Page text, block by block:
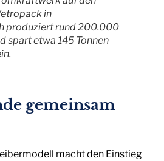
in
produziert rund 200.000
spart etwa 145 Tonnen
gemeinsam
macht den Einstieg